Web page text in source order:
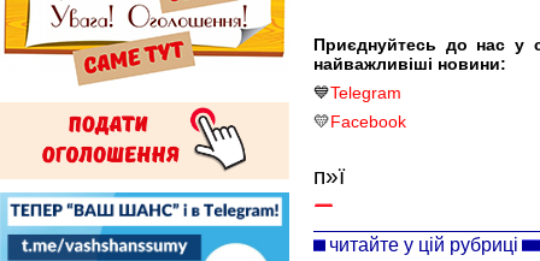
Приєднуйтесь до нас у
найважливіші новини:
💙Telegram
💛Facebook
п»ї
читайте у цій рубриці